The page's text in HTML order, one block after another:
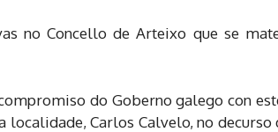
no Concello de Arteixo que se
do Goberno galego con
Carlos Calvelo, no decurso